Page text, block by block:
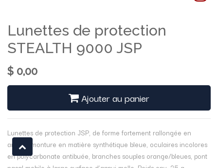
Lunettes de protection
STEALTH 9000 JSP
$ 0,00
Ajouter au panier
Lunettes de protection JSP, de forme fortement rallongée en
arrière, monture en matière synthétique bleue, oculaires incolores
en polycarbonate antibuée, branches souples orange/bleues, pont